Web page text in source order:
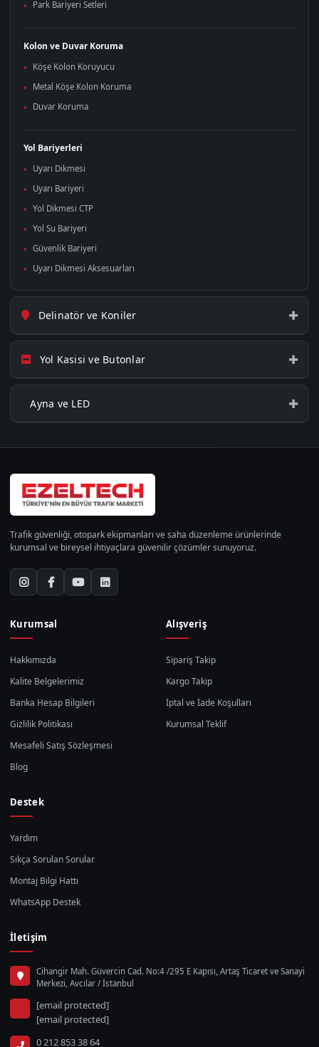
Park Bariyeri Setleri
Kolon ve Duvar Koruma
Köşe Kolon Koruyucu
Metal Köşe Kolon Koruma
Duvar Koruma
Yol Bariyerleri
Uyarı Dikmesi
Uyarı Bariyeri
Yol Dikmesi CTP
Yol Su Bariyeri
Güvenlik Bariyeri
Uyarı Dikmesi Aksesuarları
Delinatör ve Koniler
Yol Kasisi ve Butonlar
Ayna ve LED
Trafik güvenliği, otopark ekipmanları ve saha düzenleme ürünlerinde
kurumsal ve bireysel ihtiyaçlara güvenilir çözümler sunuyoruz.
Kurumsal
Hakkımızda
Kalite Belgelerimiz
Banka Hesap Bilgileri
Gizlilik Politikası
Mesafeli Satış Sözleşmesi
Blog
Alışveriş
Sipariş Takip
Kargo Takip
İptal ve İade Koşulları
Kurumsal Teklif
Destek
Yardım
Sıkça Sorulan Sorular
Montaj Bilgi Hattı
WhatsApp Destek
İletişim
Cihangir Mah. Güvercin Cad. No:4 /295 E Kapısı, Artaş Ticaret ve Sanayi
Merkezi, Avcılar / İstanbul
[email protected]
[email protected]
0 212 853 38 64